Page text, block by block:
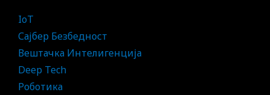
IoT
Сајбер Безбедност
Вештачка Интелигенција
Deep Tech
Роботика